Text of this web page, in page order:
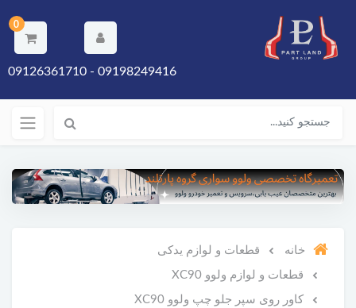
0
09198249416 - 09126361710
خانه قطعات و لوازم یدکی
قطعات و لوازم ولوو XC90
کاور روی سپر جلو چپ ولوو XC90